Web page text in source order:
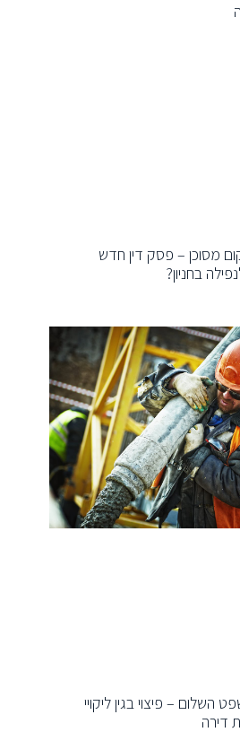
מסוכן – פסק דין חדש
בחניון?
השלום – פיצוי בגין ליקויי
דירה